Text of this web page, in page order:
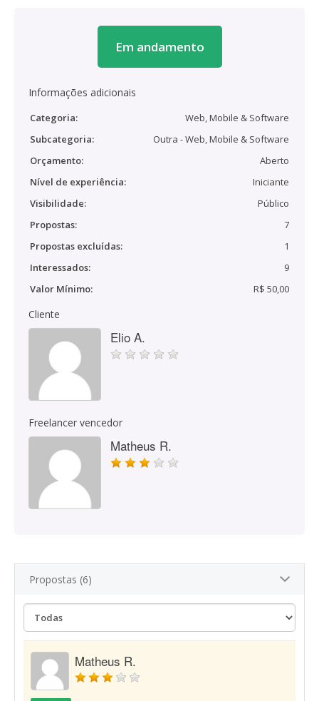
Em andamento
Informações adicionais
Categoria:
Web, Mobile & Software
Subcategoria:
Outra - Web, Mobile & Software
Orçamento:
Aberto
Nível de experiência:
Iniciante
Visibilidade:
Público
Propostas:
7
Propostas excluídas:
1
Interessados:
9
Valor Mínimo:
R$ 50,00
Cliente
Elio A.
Freelancer vencedor
Matheus R.
Propostas (6)
Matheus R.